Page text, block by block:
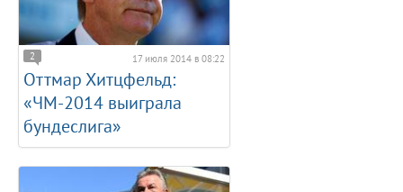
2 17 июля 2014 в 08:22
Оттмар Хитцфельд:
«ЧМ-2014 выиграла
бундеслига»